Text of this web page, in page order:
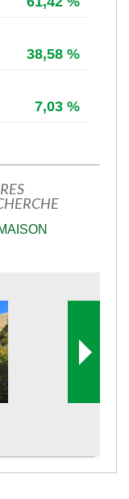
38,58 %
7,03 %